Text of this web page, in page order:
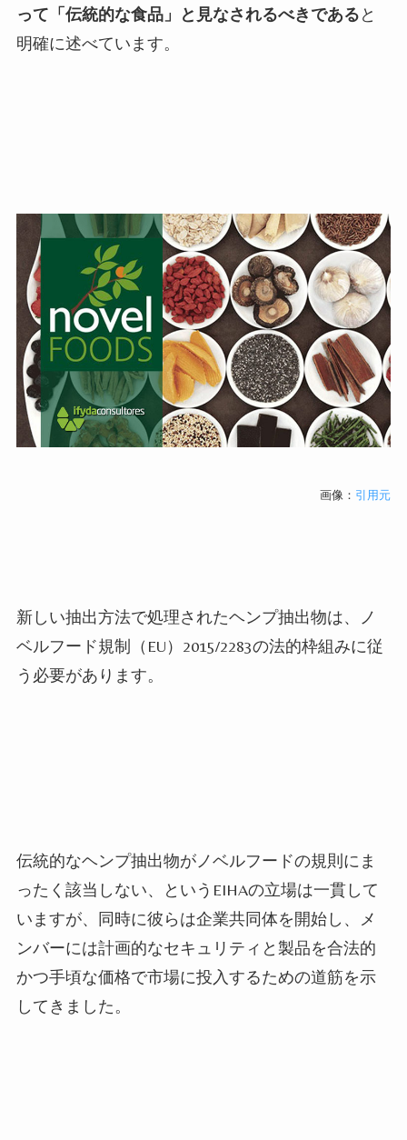
って「伝統的な食品」と見なされるべきであると
明確に述べています。
画像： 引用元
新しい抽出方法で処理されたヘンプ抽出物は、ノ
ベルフード規制（EU）2015/2283の法的枠組みに従
う必要があります。
伝統的なヘンプ抽出物がノベルフードの規則にま
ったく該当しない、というEIHAの立場は一貫して
いますが、同時に彼らは企業共同体を開始し、メ
ンバーには計画的なセキュリティと製品を合法的
かつ手頃な価格で市場に投入するための道筋を示
してきました。